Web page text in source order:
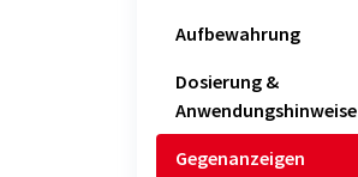
Aufbewahrung
Dosierung &
Anwendungshinweise
Gegenanzeigen